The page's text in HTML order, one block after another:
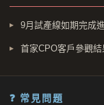
9月試產線如期完成
首家CPO客戶參觀結
❓ 常見問題